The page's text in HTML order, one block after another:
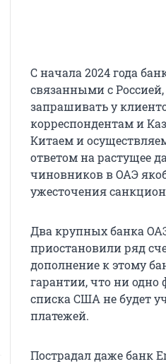
С начала 2024 года
связанными с
запрашивать у
корреспондентам и
Китаем и
ответом на растущее
чиновников в ОАЭ
ужесточения
Два крупных банка
приостановили ряд
дополнение к этому
гарантии, что ни
списка США не будет
платежей.
Пострадал даже банк